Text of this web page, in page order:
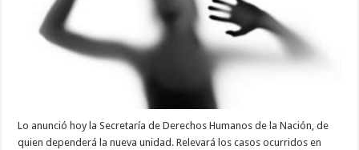
seguimiento
de
femicidios
Lo anunció hoy la Secretaría de Derechos Humanos de la Nación, de
quien dependerá la nueva unidad. Relevará los casos ocurridos en